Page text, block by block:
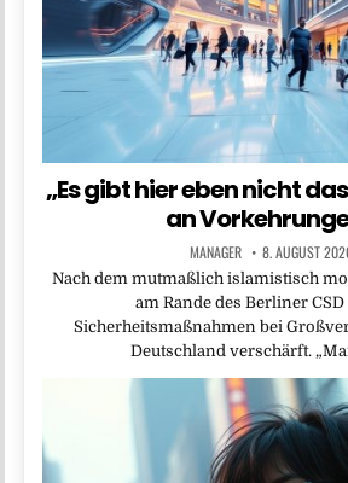
„Es gibt hier eben nicht
an
MANAGER 8. AUGUST
Nach dem mutmaßlich islamistisch
am Rande des Berliner
Sicherheitsmaßnahmen bei
Deutschland verschärft.